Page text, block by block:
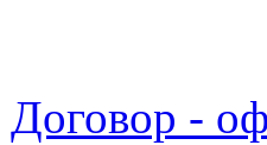
Договор -